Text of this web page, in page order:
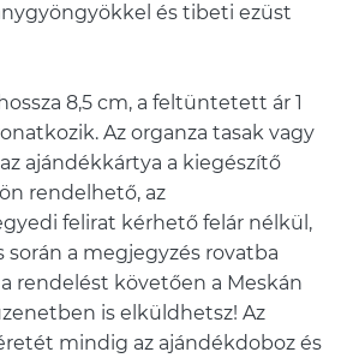
és tibeti ezüst
8,5 cm, a feltüntetett ár 1
Az organza tasak vagy
ajándékkártya a kiegészítő
rendelhető, az
felirat kérhető felár nélkül,
során a megjegyzés rovatba
rendelést követően a Meskán
is elküldhetsz! Az
mindig az ajándékdoboz és